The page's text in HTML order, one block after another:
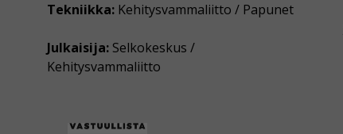
Tekniikka: Kehitysvammaliitto / Papunet
Julkaisija: Selkokeskus /
Kehitysvammaliitto